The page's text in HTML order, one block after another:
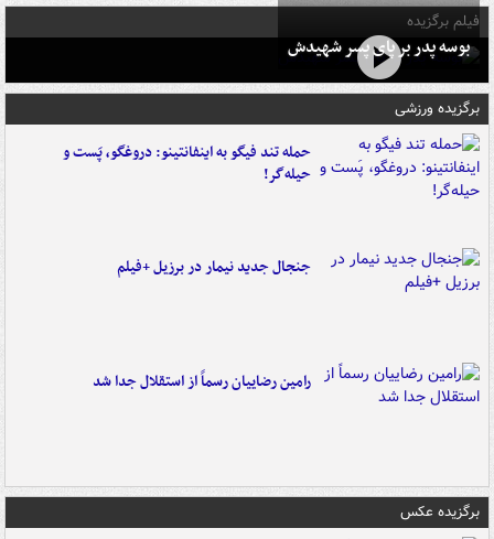
فیلم برگزیده
بوسه‌ پدر بر پای پسر شهیدش
برگزیده ورزشی
حمله تند فیگو به اینفانتینو: دروغگو، پَست‌ و
حیله‌گر!
جنجال جدید نیمار در برزیل +فیلم
رامین رضاییان رسماً از استقلال جدا شد
برگزیده عکس